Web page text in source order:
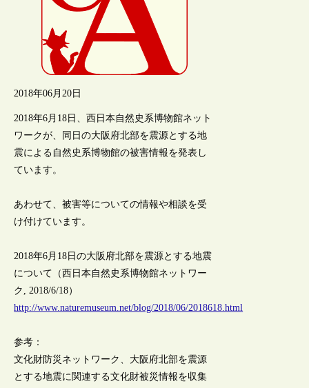
2018年06月20日
2018年6月18日、西日本自然史系博物館ネット
ワークが、同日の大阪府北部を震源とする地
震による自然史系博物館の被害情報を発表し
ています。
あわせて、被害等についての情報や相談を受
け付けています。
2018年6月18日の大阪府北部を震源とする地震
について（西日本自然史系博物館ネットワー
ク, 2018/6/18）
http://www.naturemuseum.net/blog/2018/06/2018618.html
参考：
文化財防災ネットワーク、大阪府北部を震源
とする地震に関連する文化財被災情報を収集